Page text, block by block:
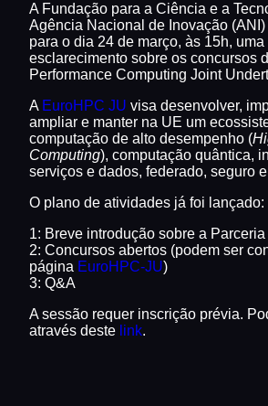
A Fundação para a Ciência e a
Agência Nacional de Inovação
para o dia 24 de março, às 15h,
esclarecimento sobre os concursos
Performance Computing Joint
A EuroHPC JU visa desenvolver,
ampliar e manter na UE um
computação de alto desempenho (
Computing), computação quântica,
serviços e dados, federado, seguro
O plano de atividades já foi lançado:
1: Breve introdução sobre a
2: Concursos abertos (podem ser
página EuroHPC-JU)
3: Q&A
A sessão requer inscrição prévia.
através deste link.